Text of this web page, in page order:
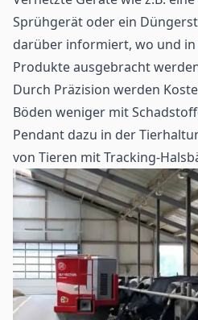
Sprühgerät oder ein
darüber informiert, wo und
Produkte ausgebracht
Durch Präzision werden
Böden weniger mit
Pendant dazu in der
von Tieren mit Tracking-